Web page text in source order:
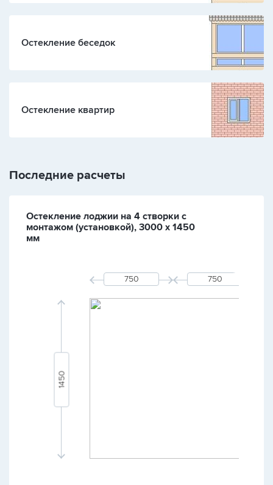
Остекление беседок
Остекление квартир
Последние расчеты
Остекление лоджии на 4 створки с
монтажом (установкой), 3000 х 1450
мм